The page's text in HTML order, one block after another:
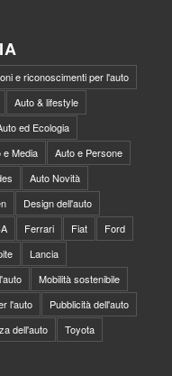
e riconoscimenti per l'auto
Auto & lifestyle
ed Ecologia
e Media
Auto e Persone
Auto Novità
Design dell'auto
Ferrari Fiat
Ford
Lancia
Mobilità sostenibile
l'auto
Pubblicità dell'auto
dell'auto
Toyota